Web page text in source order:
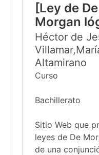
[Ley de De
Morgan
Héctor de
Altamirano
Curso
Bachillerato
Sitio Web que
leyes de De
de una